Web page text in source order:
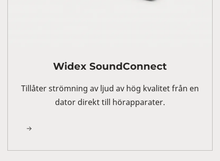
Widex SoundConnect
Tillåter strömning av ljud av hög kvalitet från en
dator direkt till hörapparater.